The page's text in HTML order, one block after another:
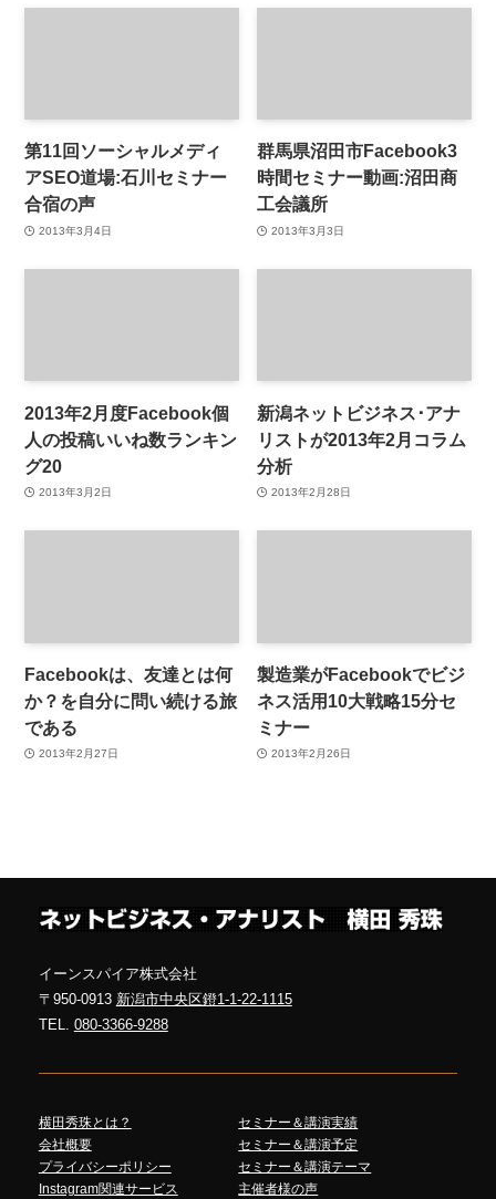
第11回ソーシャルメディ
アSEO道場:石川セミナー
合宿の声
2013年3月4日
群馬県沼田市Facebook3
時間セミナー動画:沼田商
工会議所
2013年3月3日
2013年2月度Facebook個
人の投稿いいね数ランキン
グ20
2013年3月2日
新潟ネットビジネス･アナ
リストが2013年2月コラム
分析
2013年2月28日
Facebookは、友達とは何
か？を自分に問い続ける旅
である
2013年2月27日
製造業がFacebookでビジ
ネス活用10大戦略15分セ
ミナー
2013年2月26日
イーンスパイア株式会社
〒950-0913 新潟市中央区鐙1-1-22-1115
TEL. 080-3366-9288
横田秀珠とは？
会社概要
プライバシーポリシー
Instagram関連サービス
セミナー＆講演実績
セミナー＆講演予定
セミナー＆講演テーマ
主催者様の声